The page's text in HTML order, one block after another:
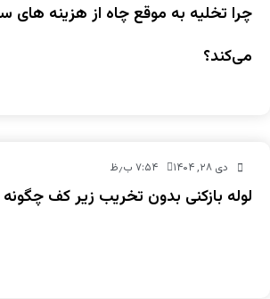
چرا تخلیه به‌ موقع چاه از هزینه‌ های
می‌کند؟
دی ۲۸, ۱۴۰۴ ۷:۵۴ ب٫ظ
لوله بازکنی بدون تخریب زیر کف